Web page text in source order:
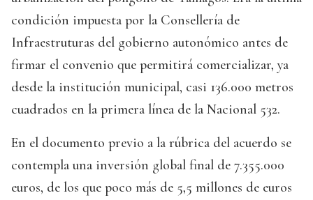
condición impuesta por la Consellería de
Infraestruturas del gobierno autonómico antes de
firmar el convenio que permitirá comercializar, ya
desde la institución municipal, casi 136.000 metros
cuadrados en la primera línea de la Nacional 532.
En el documento previo a la rúbrica del acuerdo se
contempla una inversión global final de 7.355.000
euros, de los que poco más de 5,5 millones de euros